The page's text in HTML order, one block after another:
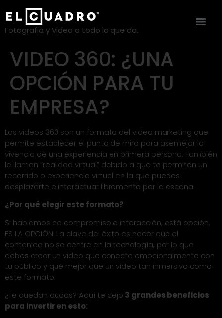
Fotografia y Video a todo lo que da.
VIDEO 360: ¿UNA
OPCIÓN PARA TU
EMPRESA?
Los videos 360 son un formato del video marketing que
permite establecer el punto de mira para asemejar la
vivencia de una experiencia en primera persona. También
le llaman “realidad virtual” debido a que te permiten un
recorrido o experiencia virtual en la que puedes
desplazarte e interactuar libremente por la escena.
¿Por qué elegir este formato?
Si hablamos de compromiso e interacción, está opción,
ES LA OPCIÓN. La clave del éxito es hacer que el
contenido no se centre en la tecnología, por lo que
debes crear un video que conecte emocionalmente con
tu público y qué mejor que un video tan inmersivo como
este formato.
¿Te quedan dudas? Aquí te dejo 3 grandes beneficios
para invertir en esto: